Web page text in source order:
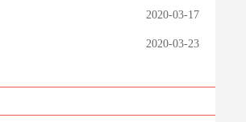
2020-03-17
2020-03-23